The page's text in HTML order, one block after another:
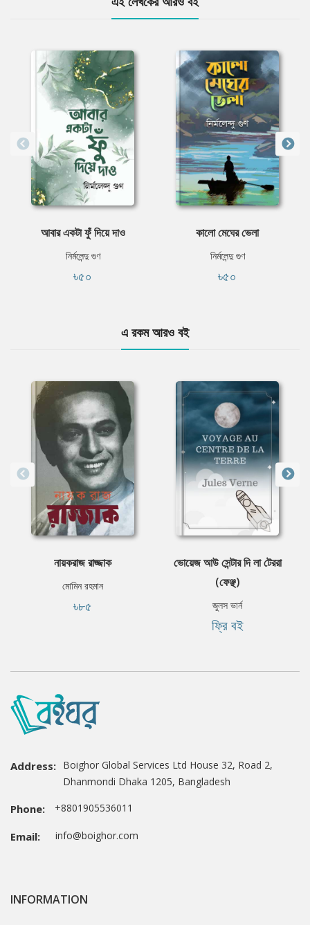
আবার একটা ফুঁ দিয়ে দাও
নির্মলেন্দু গুণ
৳৫০
কালো মেঘের ভেলা
নির্মলেন্দু গুণ
৳৫০
এ রকম আরও বই
নায়করাজ রাজ্জাক
মোমিন রহমান
৳৮৫
ভোয়েজ আউ সেন্টার দি লা টেররা
(ফেঞ্ছ)
জুলস ভার্ন
ফ্রি বই
Address: Boighor Global Services Ltd House 32, Road 2,
Dhanmondi Dhaka 1205, Bangladesh
Phone: +8801905536011
Email: info@boighor.com
INFORMATION